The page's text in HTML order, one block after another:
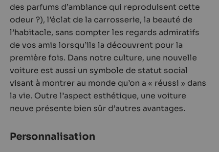
des parfums d’ambiance qui reproduisent cette
odeur ?), l’éclat de la carrosserie, la beauté de
l’habitacle, sans compter les regards admiratifs
de vos amis lorsqu’ils la découvrent pour la
première fois. Dans notre culture, une nouvelle
voiture est aussi un symbole de statut social
visant à montrer au monde qu’on a « réussi » dans
la vie. Outre l’aspect esthétique, une voiture
neuve présente bien sûr d’autres avantages.
Personnalisation